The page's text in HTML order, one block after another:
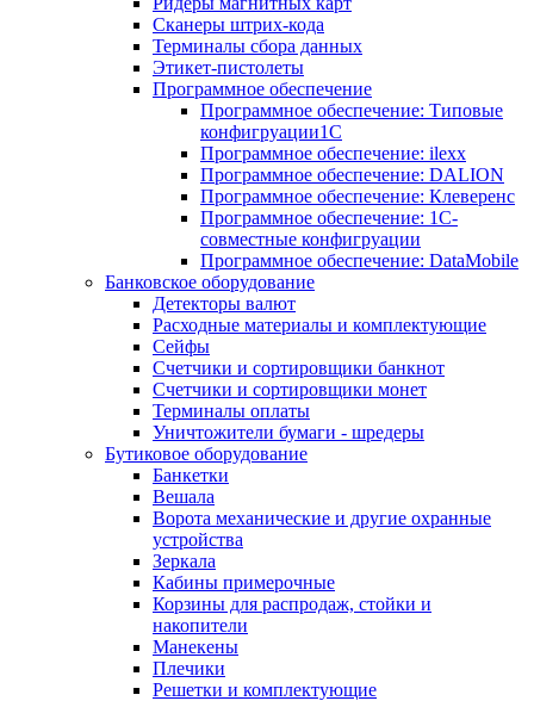
Сканеры штрих-кода
Терминалы сбора данных
Этикет-пистолеты
Программное обеспечение
Программное обеспечение: Типовые
конфигруации1С
Программное обеспечение: ilexx
Программное обеспечение: DALION
Программное обеспечение: Клеверенс
Программное обеспечение: 1С-
совместные конфигруации
Программное обеспечение: DataMobile
Банковское оборудование
Детекторы валют
Расходные материалы и комплектующие
Сейфы
Счетчики и сортировщики банкнот
Счетчики и сортировщики монет
Терминалы оплаты
Уничтожители бумаги - шредеры
Бутиковое оборудование
Банкетки
Вешала
Ворота механические и другие охранные
устройства
Зеркала
Кабины примерочные
Корзины для распродаж, стойки и
накопители
Манекены
Плечики
Решетки и комплектующие